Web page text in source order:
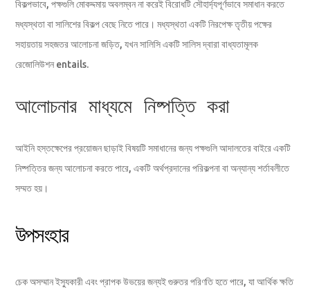
বিকল্পভাবে, পক্ষগুলি মোকদ্দমায় অবলম্বন না করেই বিরোধটি সৌহার্দ্যপূর্ণভাবে সমাধান করতে
মধ্যস্থতা বা সালিশের বিকল্প বেছে নিতে পারে। মধ্যস্থতা একটি নিরপেক্ষ তৃতীয় পক্ষের
সহায়তায় সহজতর আলোচনা জড়িত, যখন সালিসি একটি সালিস দ্বারা বাধ্যতামূলক
রেজোলিউশন entails.
আলোচনার মাধ্যমে নিষ্পত্তি করা
আইনি হস্তক্ষেপের প্রয়োজন ছাড়াই বিষয়টি সমাধানের জন্য পক্ষগুলি আদালতের বাইরে একটি
নিষ্পত্তির জন্য আলোচনা করতে পারে, একটি অর্থপ্রদানের পরিকল্পনা বা অন্যান্য শর্তাবলীতে
সম্মত হয়।
উপসংহার
চেক অসম্মান ইস্যুকারী এবং প্রাপক উভয়ের জন্যই গুরুতর পরিণতি হতে পারে, যা আর্থিক ক্ষতি